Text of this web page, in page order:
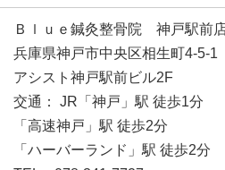
Ｂｌｕｅ鍼灸整骨院 神戸駅前
兵庫県神戸市中央区相生町4-5-1
アシスト神戸駅前ビル2F
交通： JR「神戸」駅 徒歩1分
「高速神戸」駅 徒歩2分
「ハーバーランド」駅 徒歩2分